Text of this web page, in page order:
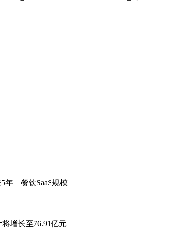
5年，餐饮SaaS规模
将增长至76.91亿元